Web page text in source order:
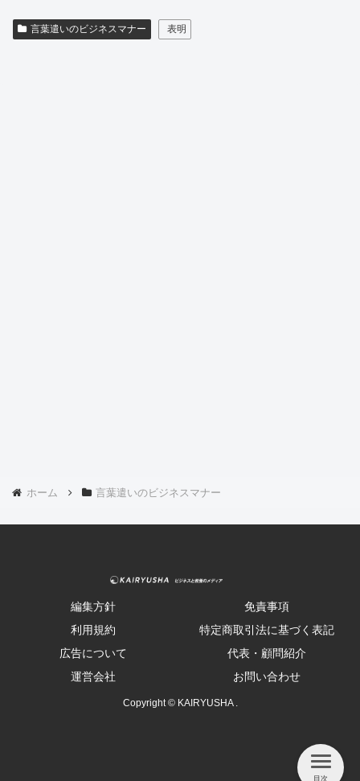
言葉遣いのビジネスマナー 表明
ホーム 言葉遣いのビジネスマナー
編集方針
免責事項
利用規約
特定商取引法に基づく表記
広告について
代表・顧問紹介
運営会社
お問い合わせ
Copyright © KAIRYUSHA .
目次